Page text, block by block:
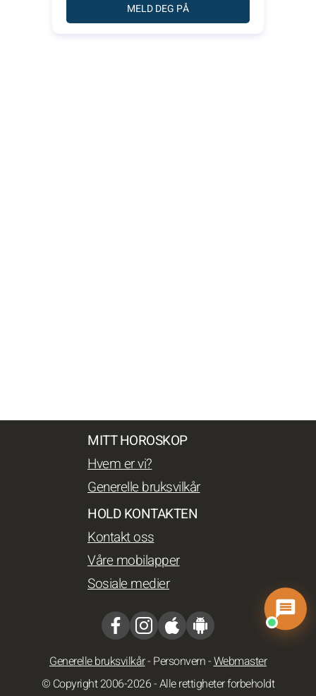
MELD DEG PÅ
MITT HOROSKOP
Hvem er vi?
Generelle bruksvilkår
HOLD KONTAKTEN
Kontakt oss
Våre mobilapper
Sosiale medier
Generelle bruksvilkår- Personvern-Webmaster
© Copyright 2006-2026 - Alle rettigheter forbeholdt